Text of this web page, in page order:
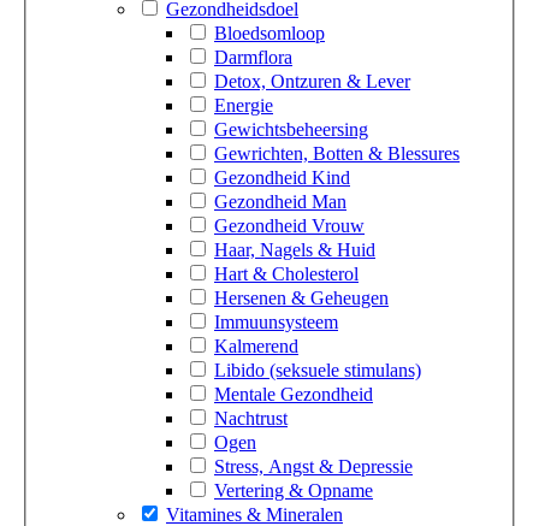
Gezondheidsdoel
Bloedsomloop
Darmflora
Detox, Ontzuren & Lever
Energie
Gewichtsbeheersing
Gewrichten, Botten & Blessures
Gezondheid Kind
Gezondheid Man
Gezondheid Vrouw
Haar, Nagels & Huid
Hart & Cholesterol
Hersenen & Geheugen
Immuunsysteem
Kalmerend
Libido (seksuele stimulans)
Mentale Gezondheid
Nachtrust
Ogen
Stress, Angst & Depressie
Vertering & Opname
Vitamines & Mineralen